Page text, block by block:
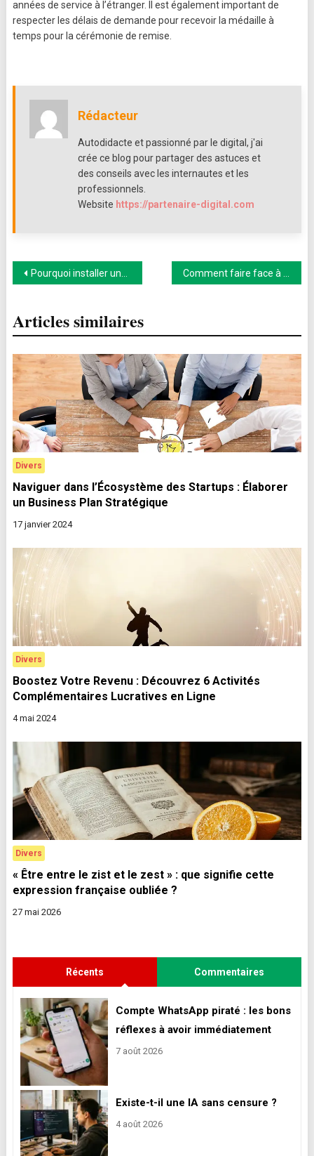
années de service à l’étranger. Il est également important de
respecter les délais de demande pour recevoir la médaille à
temps pour la cérémonie de remise.
Rédacteur
Autodidacte et passionné par le digital, j'ai
crée ce blog pour partager des astuces et
des conseils avec les internautes et les
professionnels.
Website https://partenaire-digital.com
Navigation
l’article
Pourquoi installer une serre dans son jardin ?
Articles similaires
Divers
Naviguer dans l’Écosystème des Startups : Élaborer
un Business Plan Stratégique
17 janvier 2024
Divers
Boostez Votre Revenu : Découvrez 6 Activités
Complémentaires Lucratives en Ligne
4 mai 2024
Divers
« Être entre le zist et le zest » : que signifie cette
expression française oubliée ?
27 mai 2026
Récents Commentaires
Compte WhatsApp piraté : les bons
réflexes à avoir immédiatement
7 août 2026
Existe-t-il une IA sans censure ?
4 août 2026